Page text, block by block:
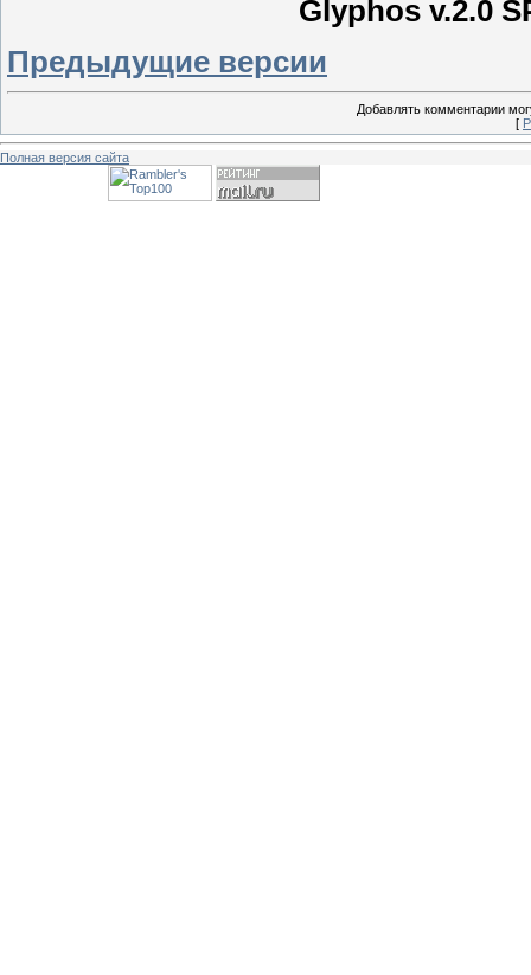
Glyphos v.2.0
Предыдущие версии
Добавлять комментарии
[
Полная версия сайта